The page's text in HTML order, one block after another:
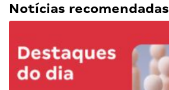
Notícias recomendadas